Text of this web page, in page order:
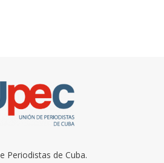
Periodistas de Cuba.